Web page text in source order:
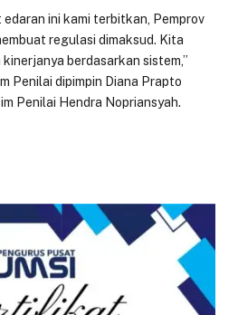
ini kami terbitkan, Pemprov
regulasi dimaksud. Kita
berdasarkan sistem,”
Penilai dipimpin Diana Prapto
Penilai Hendra Nopriansyah.